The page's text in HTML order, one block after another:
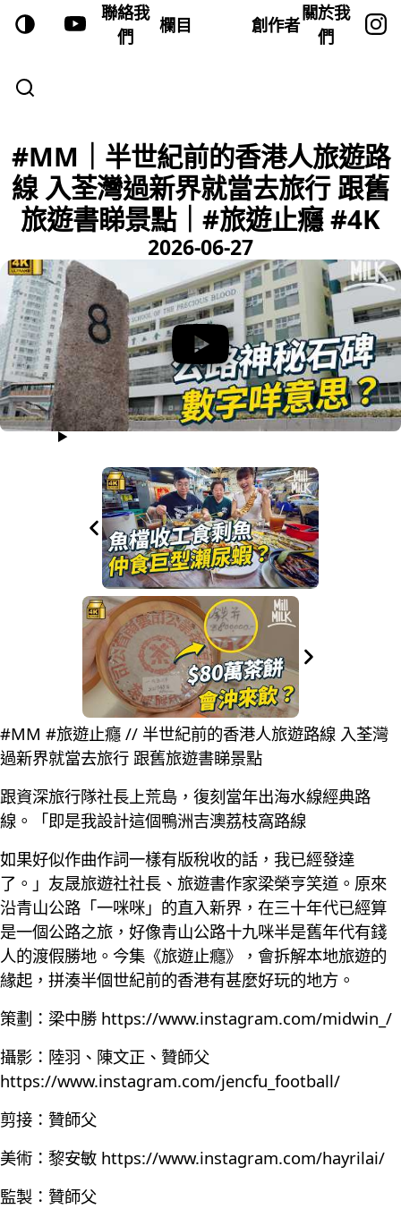
聯絡我
們
欄目 創作者
關於我
們
#MM｜半世紀前的香港人旅遊路
線 入荃灣過新界就當去旅行 跟舊
旅遊書睇景點｜#旅遊止癮 #4K
2026-06-27
#MM #旅遊止癮 // 半世紀前的香港人旅遊路線 入荃灣
過新界就當去旅行 跟舊旅遊書睇景點
跟資深旅行隊社長上荒島，復刻當年出海水線經典路
線。「即是我設計這個鴨洲吉澳荔枝窩路線
如果好似作曲作詞一樣有版稅收的話，我已經發達
了。」友晟旅遊社社長、旅遊書作家梁榮亨笑道。原來
沿青山公路「一咪咪」的直入新界，在三十年代已經算
是一個公路之旅，好像青山公路十九咪半是舊年代有錢
人的渡假勝地。今集《旅遊止癮》，會拆解本地旅遊的
緣起，拼湊半個世紀前的香港有甚麼好玩的地方。
策劃：梁中勝 https://www.instagram.com/midwin_/
攝影：陸羽、陳文正、贊師父
https://www.instagram.com/jencfu_football/
剪接：贊師父
美術：黎安敏 https://www.instagram.com/hayrilai/
監製：贊師父